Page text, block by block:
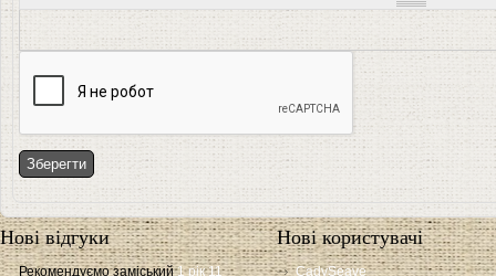
Нові відгуки
Рекомендуємо заміський 1 рік 11
Нові користувачі
CadySeave